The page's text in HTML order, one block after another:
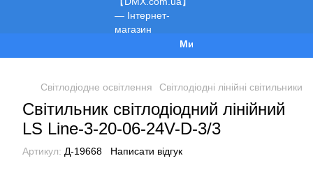
Ми працюємо!
Світлодіодне освітлення Світлодіодні лінійні світильники
Світильник світлодіодний лінійний
LS Line-3-20-06-24V-D-3/3
Артикул: Д-19668 Написати відгук